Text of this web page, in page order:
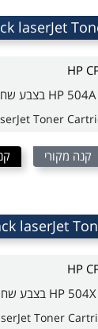
Toner
קנה מקורי
Toner